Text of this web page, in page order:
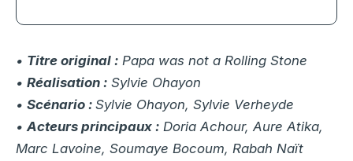
• Titre original : Papa was not a Rolling Stone
• Réalisation : Sylvie Ohayon
• Scénario : Sylvie Ohayon, Sylvie Verheyde
• Acteurs principaux : Doria Achour, Aure Atika,
Marc Lavoine, Soumaye Bocoum, Rabah Naït